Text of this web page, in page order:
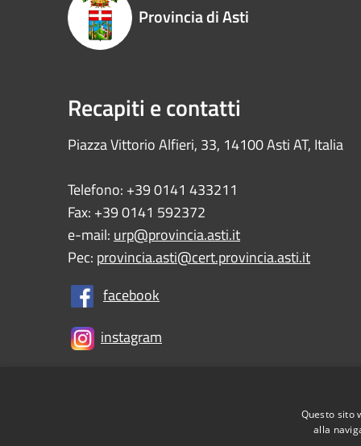
Provincia di Asti
Recapiti e contatti
Piazza Vittorio Alfieri, 33, 14100 Asti AT, Italia
Telefono: +39 0141 433211
Fax: +39 0141 592372
e-mail:urp@provincia.asti.it
Pec: provincia.asti@cert.provincia.asti.it
facebook
instagram
Sitemap
Questo sito
alla